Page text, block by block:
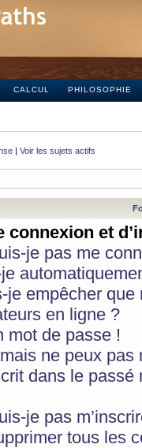
CALCUL PHILOSOPHIE
| Voir les sujets actifs
connexion et
je pas me
je empêcher
en ligne ?
mot de passe !
ne peux pas
dans le
je pas
tous les